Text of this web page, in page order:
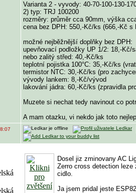
Varianta 2 - vyvody: 40-70-100-130-
2) typ: TRJ 100200
rozměry: průměr cca 90mm, výška
cena bez DPH: 550,-Kč/ks (666,-Kč s
možné nejběžnější doplňky bez DPH:
upevňovací podložky UP 1/2: 18,-Kč/
nebo zalitý střed: 40,-Kč/ks
teplotní pojistka 100°C: 35,-Kč/ks
termistor NTC: 30,-Kč/ks (pro
vývody lankem: 8,-Kč/vývod
lakování jádra: 60,-Kč/ks (zpravidla
Muzete si nechat tedy navinout co
A mam otazku, vi nekdo jak toto
Dosel jiz zminovany AC
Zerro cross detection leze
cidlo.
Ja jsem pridal jeste